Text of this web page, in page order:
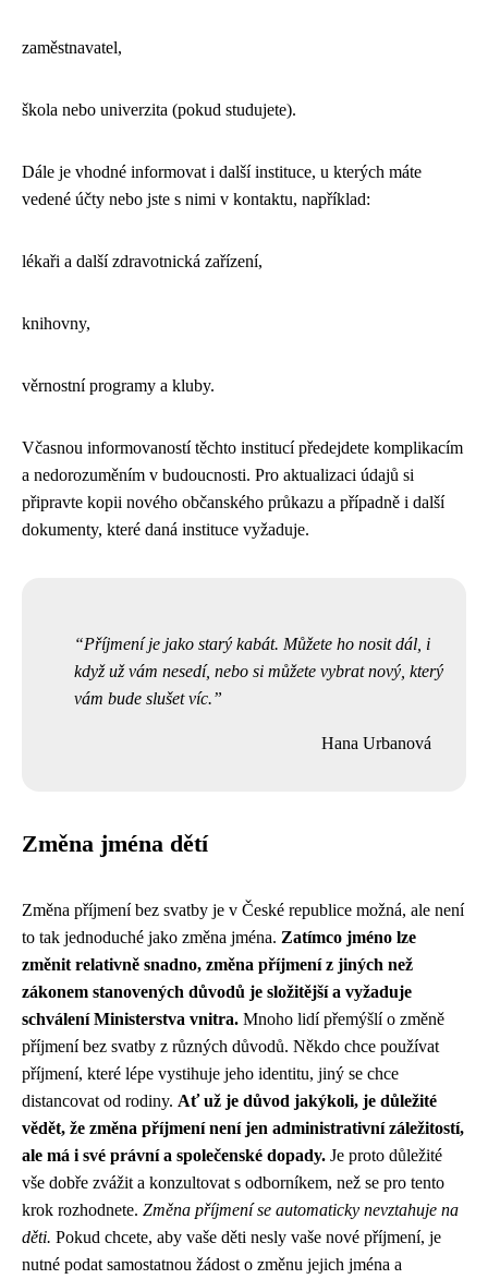
zaměstnavatel,
škola nebo univerzita (pokud studujete).
Dále je vhodné informovat i další instituce, u kterých máte
vedené účty nebo jste s nimi v kontaktu, například:
lékaři a další zdravotnická zařízení,
knihovny,
věrnostní programy a kluby.
Včasnou informovaností těchto institucí předejdete komplikacím
a nedorozuměním v budoucnosti. Pro aktualizaci údajů si
připravte kopii nového občanského průkazu a případně i další
dokumenty, které daná instituce vyžaduje.
Příjmení je jako starý kabát. Můžete ho nosit dál, i
když už vám nesedí, nebo si můžete vybrat nový, který
vám bude slušet víc.
Hana Urbanová
Změna jména dětí
Změna příjmení bez svatby je v České republice možná, ale není
to tak jednoduché jako změna jména. Zatímco jméno lze
změnit relativně snadno, změna příjmení z jiných než
zákonem stanovených důvodů je složitější a vyžaduje
schválení Ministerstva vnitra. Mnoho lidí přemýšlí o změně
příjmení bez svatby z různých důvodů. Někdo chce používat
příjmení, které lépe vystihuje jeho identitu, jiný se chce
distancovat od rodiny. Ať už je důvod jakýkoli, je důležité
vědět, že změna příjmení není jen administrativní záležitostí,
ale má i své právní a společenské dopady. Je proto důležité
vše dobře zvážit a konzultovat s odborníkem, než se pro tento
krok rozhodnete. Změna příjmení se automaticky nevztahuje na
děti. Pokud chcete, aby vaše děti nesly vaše nové příjmení, je
nutné podat samostatnou žádost o změnu jejich jména a